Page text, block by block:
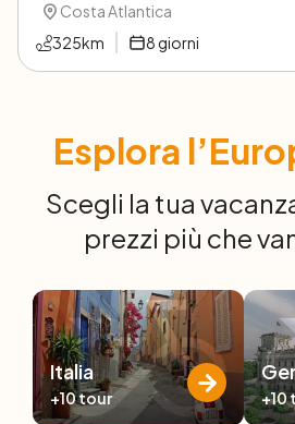
Costa Atlantica
325km 8giorni
Esplora
Scegli la tua
prezzi più che
Italia
+10tour +10